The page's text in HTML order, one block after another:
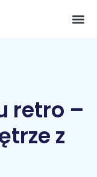
retro –
z